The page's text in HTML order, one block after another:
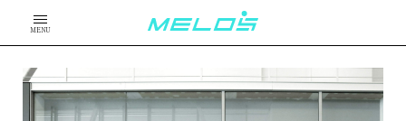
MENU